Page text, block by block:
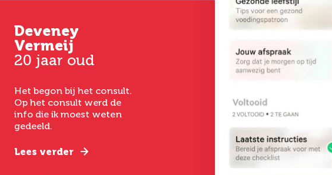
Deveney
Vermeij
20 jaar oud
Het begon bij het consult.
Op het consult werd de
info die ik moest weten
gedeeld.
Lees verder
Hoever-Houkes
nazorg en een geweldig
Kim
33 jaar oud
Vanaf het eerste
het laten
een
verstand van
Lees verder